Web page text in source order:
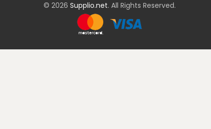
© 2026 Supplio.net. All Rights Reserved.